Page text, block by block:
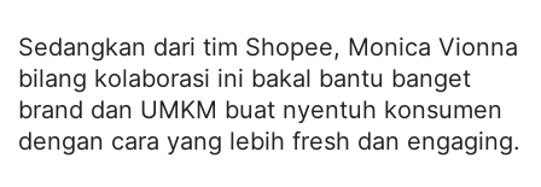
Sedangkan dari tim Shopee, Monica Vionna
bilang kolaborasi ini bakal bantu banget
brand dan UMKM buat nyentuh konsumen
dengan cara yang lebih fresh dan engaging.